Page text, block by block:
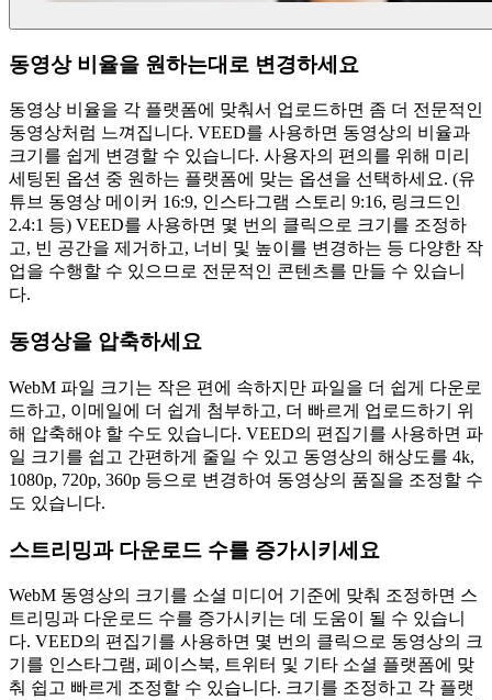
동영상 비율을 원하는대로 변경하세요
동영상 비율을 각 플랫폼에 맞춰서 업로드하면 좀 더 전문적인
동영상처럼 느껴집니다. VEED를 사용하면 동영상의 비율과
크기를 쉽게 변경할 수 있습니다. 사용자의 편의를 위해 미리
세팅된 옵션 중 원하는 플랫폼에 맞는 옵션을 선택하세요. (유
튜브 동영상 메이커 16:9, 인스타그램 스토리 9:16, 링크드인
2.4:1 등) VEED를 사용하면 몇 번의 클릭으로 크기를 조정하
고, 빈 공간을 제거하고, 너비 및 높이를 변경하는 등 다양한 작
업을 수행할 수 있으므로 전문적인 콘텐츠를 만들 수 있습니
다.
동영상을 압축하세요
WebM 파일 크기는 작은 편에 속하지만 파일을 더 쉽게 다운로
드하고, 이메일에 더 쉽게 첨부하고, 더 빠르게 업로드하기 위
해 압축해야 할 수도 있습니다. VEED의 편집기를 사용하면 파
일 크기를 쉽고 간편하게 줄일 수 있고 동영상의 해상도를 4k,
1080p, 720p, 360p 등으로 변경하여 동영상의 품질을 조정할 수
도 있습니다.
스트리밍과 다운로드 수를 증가시키세요
WebM 동영상의 크기를 소셜 미디어 기준에 맞춰 조정하면 스
트리밍과 다운로드 수를 증가시키는 데 도움이 될 수 있습니
다. VEED의 편집기를 사용하면 몇 번의 클릭으로 동영상의 크
기를 인스타그램, 페이스북, 트위터 및 기타 소셜 플랫폼에 맞
춰 쉽고 빠르게 조정할 수 있습니다. 크기를 조정하고 각 플랫